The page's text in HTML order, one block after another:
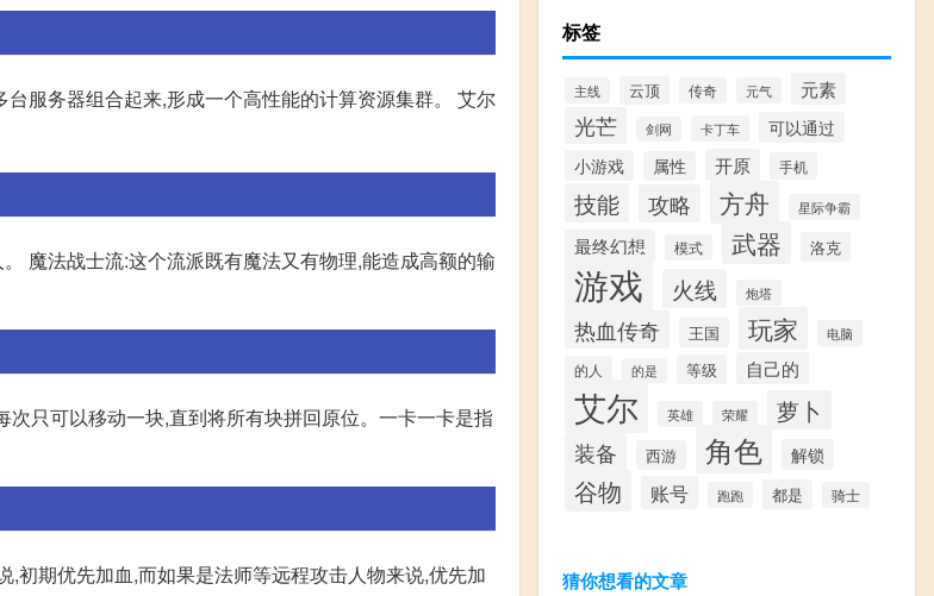
服务器组合起来,形成一个高性能的计算资源集群。 艾尔
魔法战士流:这个流派既有魔法又有物理,能造成高额的输
只可以移动一块,直到将所有块拼回原位。一卡一卡是指
初期优先加血,而如果是法师等远程攻击人物来说,优先加
标签
主线 云顶 传奇 元气 元素
光芒 剑网 卡丁车
可以通过
小游戏
属性 开原 手机
技能 攻略 方舟 星际争霸
最终幻想 模式 武器 洛克
游戏 火线 炮塔
热血传奇 王国 玩家 电脑
的人 的是 等级 自己的
艾尔 英雄 荣耀 萝卜
装备 西游 角色 解锁
谷物 账号 跑跑 都是 骑士
猜你想看的文章